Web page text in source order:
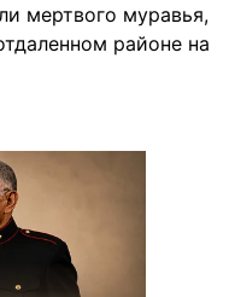
мертвого муравья,
районе на